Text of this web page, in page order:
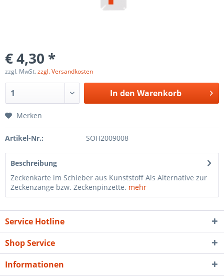
€ 4,30 *
zzgl. MwSt.zzgl. Versandkosten
In den Warenkorb
Merken
Artikel-Nr.: SOH2009008
Beschreibung
Zeckenkarte im Schieber aus Kunststoff Als Alternative zur
Zeckenzange bzw. Zeckenpinzette. mehr
Service Hotline
Shop Service
Informationen